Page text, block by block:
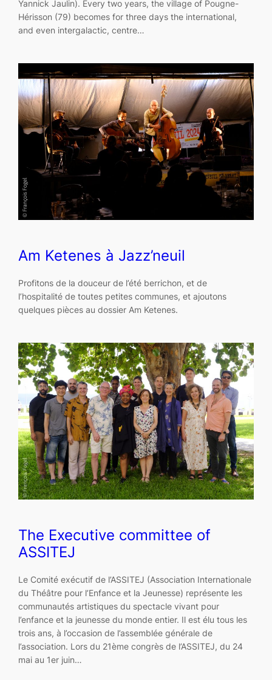
Yannick Jaulin). Every two years, the village of Pougne-
Hérisson (79) becomes for three days the international,
and even intergalactic, centre…
Am Ketenes à Jazz’neuil
Profitons de la douceur de l’été berrichon, et de
l’hospitalité de toutes petites communes, et ajoutons
quelques pièces au dossier Am Ketenes.
The Executive committee of
ASSITEJ
Le Comité exécutif de l’ASSITEJ (Association Internationale
du Théâtre pour l’Enfance et la Jeunesse) représente les
communautés artistiques du spectacle vivant pour
l’enfance et la jeunesse du monde entier. Il est élu tous les
trois ans, à l’occasion de l’assemblée générale de
l’association. Lors du 21ème congrès de l’ASSITEJ, du 24
mai au 1er juin…